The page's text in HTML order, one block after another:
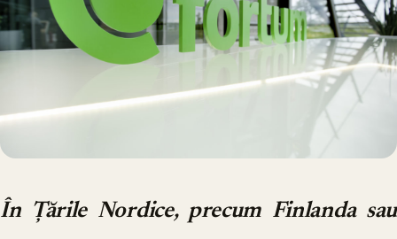
În Țările Nordice, precum Finlanda sau